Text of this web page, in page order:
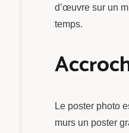
d’œuvre sur un
temps.
Le poster photo
murs un poster